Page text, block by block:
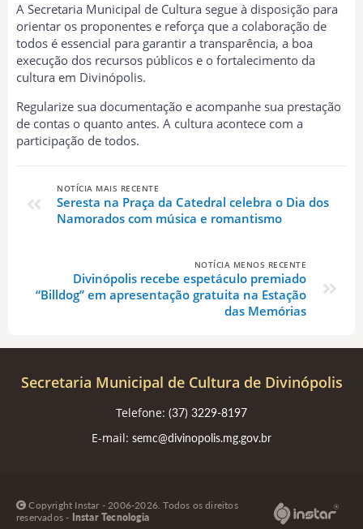
A Secretaria Municipal de Cultura segue à disposição para
orientar os proponentes e reforça que a colaboração de
todos é essencial para garantir a transparência, a boa
execução dos recursos públicos e o fortalecimento da
cultura em Divinópolis.
Regularize sua documentação e acompanhe sua prestação
de contas o quanto antes. A cultura acontece com a
participação de todos.
NOTÍCIA MAIS RECENTE
Seresta na Praça da Catedral celebra o Dia dos
Namorados com música e romantismo
NOTÍCIA MENOS RECENTE
Divinópolis recebe espetáculo premiado
“Billdog” em apresentação gratuita na Estação
das Memórias
Secretaria Municipal de Cultura de Divinópolis
Telefone: (37) 3229-8197
E-mail: semc@divinopolis.mg.gov.br
Copyright Instar - 2006-2026. Todos os direitos
reservados - Instar Tecnologia